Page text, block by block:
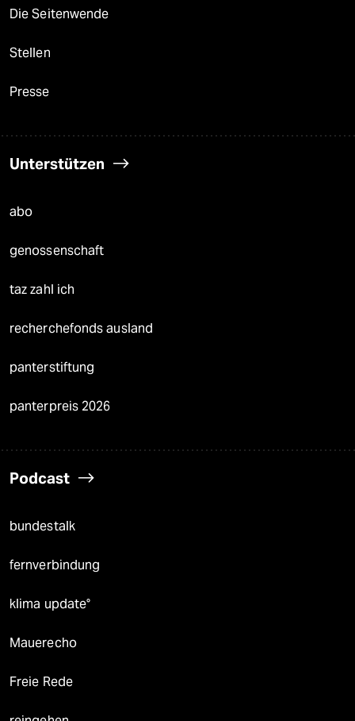
Die Seitenwende
Stellen
Presse
Unterstützen
abo
genossenschaft
taz zahl ich
recherchefonds ausland
panterstiftung
panterpreis 2026
Podcast
bundestalk
fernverbindung
klima update°
Mauerecho
Freie Rede